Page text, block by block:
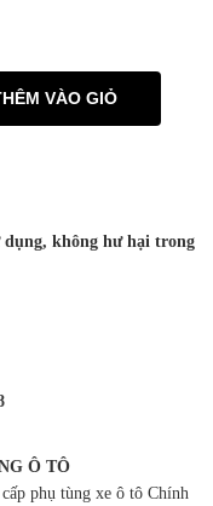
không hư hại trong
Ô TÔ
phụ tùng xe ô tô Chính
nghiệm 10 năm trong
Hà Auto đã luôn
hàng, quý anh chị !
từ khắp nơi trên tổ